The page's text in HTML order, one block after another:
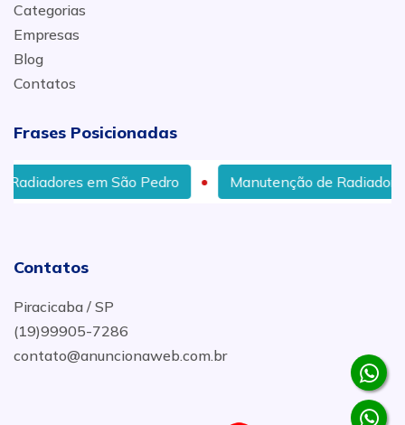
Categorias
Empresas
Blog
Contatos
Frases Posicionadas
Pedro Manutenção de Radiadores em Piracicaba
Contatos
Piracicaba / SP
(19)99905-7286
contato@anuncionaweb.com.br